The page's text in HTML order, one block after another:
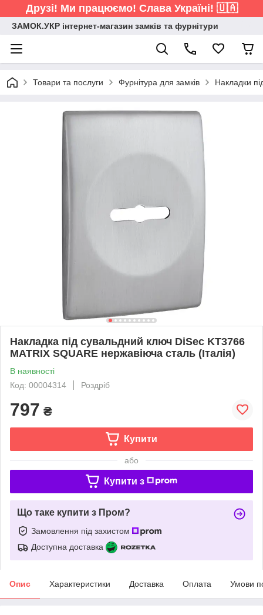
Друзі! Ми працюємо! Слава Україні! 🇺🇦
ЗАМОК.УКР інтернет-магазин замків та фурнітури
Товари та послуги Фурнітура для замків Накладки
Накладка під сувальдний ключ DiSec KT3766
MATRIX SQUARE нержавіюча сталь (Італія)
В наявності
Код: 00004314
Роздріб
797 ₴
Купити
або
Купити з
Що таке купити з Пром?
Замовлення під захистом
Доступна доставка
Опис Характеристики Доставка Оплата Умови